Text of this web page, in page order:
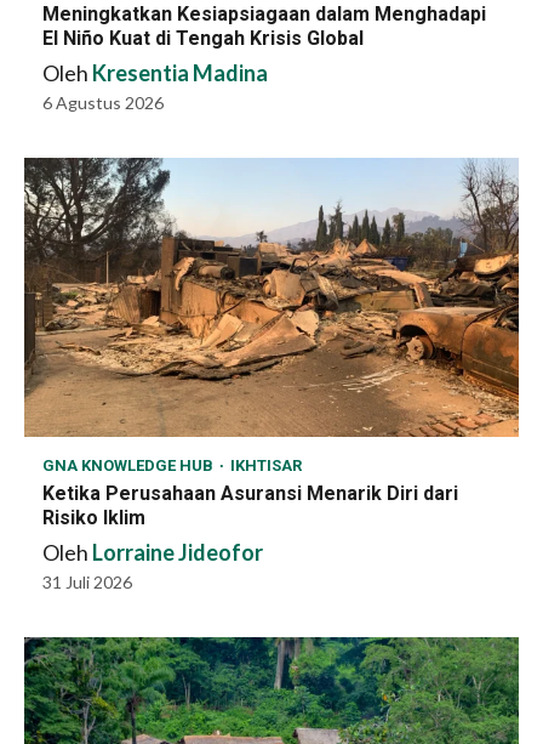
Meningkatkan Kesiapsiagaan dalam Menghadapi
El Niño Kuat di Tengah Krisis Global
Oleh Kresentia Madina
6 Agustus 2026
GNA KNOWLEDGE HUB IKHTISAR
Ketika Perusahaan Asuransi Menarik Diri dari
Risiko Iklim
Oleh Lorraine Jideofor
31 Juli 2026